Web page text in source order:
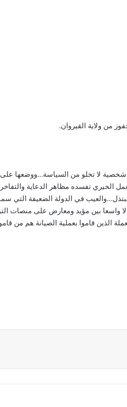
من ولاية القيروان.
لا تخلو من السياسة…ووضعها
الخيري تفسده مظاهر الدعاية
في الدولة الضعيفة التي
واسعا بين مؤيد ومعارض على منصات
الذين قاموا بعملية الصيانة هم من